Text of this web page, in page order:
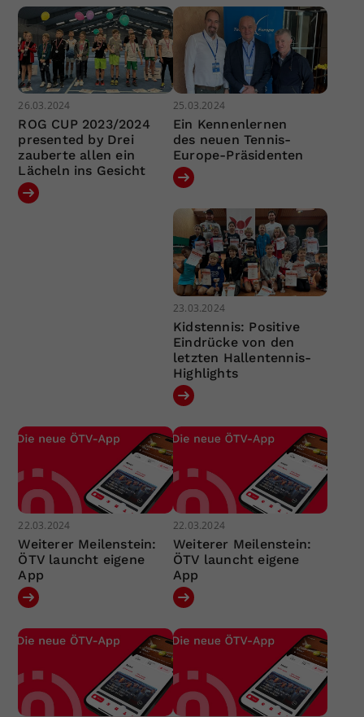
26.03.2024
ROG CUP 2023/2024
presented by Drei
zauberte allen ein
Lächeln ins Gesicht
25.03.2024
Ein Kennenlernen
des neuen Tennis-
Europe-Präsidenten
23.03.2024
Kidstennis: Positive
Eindrücke von den
letzten Hallentennis-
Highlights
22.03.2024
Weiterer Meilenstein:
ÖTV launcht eigene
App
22.03.2024
Weiterer Meilenstein:
ÖTV launcht eigene
App